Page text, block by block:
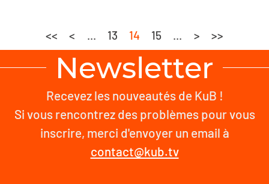
<< < ... 13 14 15 ... > >>
Newsletter
Recevez les nouveautés de KuB !
Si vous rencontrez des problèmes pour vous
inscrire, merci d'envoyer un email à
contact@kub.tv